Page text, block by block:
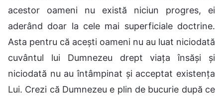
acestor oameni nu există niciun progres, ei
aderând doar la cele mai superficiale doctrine.
Asta pentru că acești oameni nu au luat niciodată
cuvântul lui Dumnezeu drept viața însăși și
niciodată nu au întâmpinat și acceptat existența
Lui. Crezi că Dumnezeu e plin de bucurie după ce